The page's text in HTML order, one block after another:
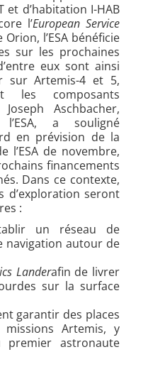
et d’habitation I-HAB
l’European Service
Orion, l’ESA bénéficie
sur les prochaines
eux sont ainsi
sur Artemis-4 et 5,
les composants
Aschbacher,
a souligné
en prévision de la
l’ESA de novembre,
financements
Dans ce contexte,
d’exploration seront
:
un réseau de
navigation autour de
Landerafin de livrer
sur la surface
garantir des places
Artemis, y
astronaute